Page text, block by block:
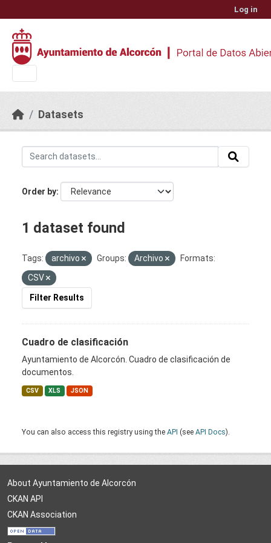
Log in
Datasets
Order by
1 dataset found
Tags: archivo Groups: Archivo
Formats:
CSV
Filter Results
Cuadro de clasificación
Ayuntamiento de Alcorcón. Cuadro de clasificación de
documentos.
CSV XLS JSON
You can also access this registry using the API (see API Docs).
About Ayuntamiento de Alcorcón
CKAN API
CKAN Association